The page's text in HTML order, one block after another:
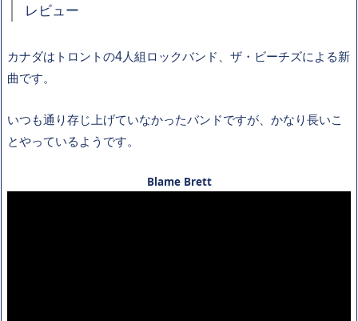
レビュー
カナダはトロントの4人組ロックバンド、ザ・ビーチズによる新
曲です。
いつも通り存じ上げていなかったバンドですが、かなり長いこ
とやっているようです。
Blame Brett